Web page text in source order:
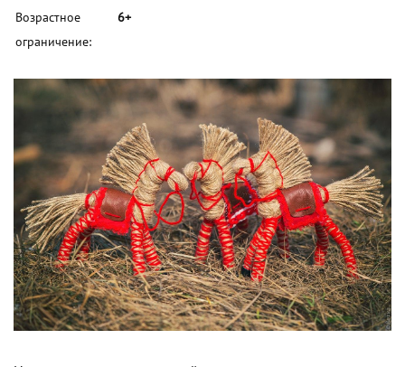
Возрастное
ограничение:
6+